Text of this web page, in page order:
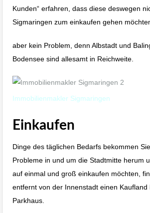
Kunden“ erfahren, dass diese deswegen
Sigmaringen zum einkaufen gehen
aber kein Problem, denn Albstadt und
Bodensee sind allesamt in Reichweite.
Immobilienmakler Sigmaringen
Einkaufen
Dinge des täglichen Bedarfs bekommen
Probleme in und um die Stadtmitte herum
auf einmal und groß einkaufen möchten,
entfernt von der Innenstadt einen Kaufland
Parkhaus.